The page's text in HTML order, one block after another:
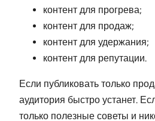
контент для прогрева;
контент для продаж;
контент для удержания;
контент для репутации.
Если публиковать только
аудитория быстро устанет.
только полезные советы и